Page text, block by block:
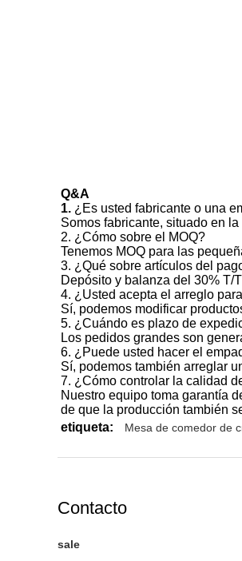
Q&A
1. ¿Es usted fabricante o una
Somos fabricante, situado en
2. ¿Cómo sobre el MOQ?
Tenemos MOQ para las
3. ¿Qué sobre artículos del
Depósito y balanza del 30% T/
4. ¿Usted acepta el arreglo
Sí, podemos modificar
5. ¿Cuándo es plazo de
Los pedidos grandes son
6. ¿Puede usted hacer el
Sí, podemos también arreglar
7. ¿Cómo controlar la calidad
Nuestro equipo toma garantía
de que la producción también
etiqueta:
Mesa de comedor de
Contacto
sale